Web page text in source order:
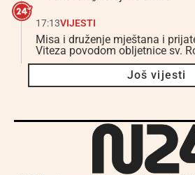
17:13VIJESTI
Misa i druženje mještana i
Viteza povodom obljetnice sv.
Još vijesti